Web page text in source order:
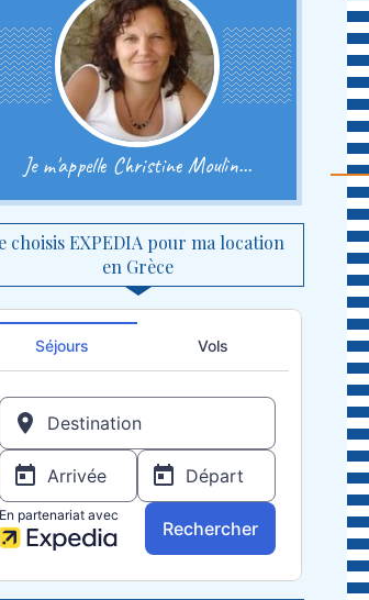
Je m'appelle Christine Moulin...
choisis EXPEDIA pour ma location
en Grèce